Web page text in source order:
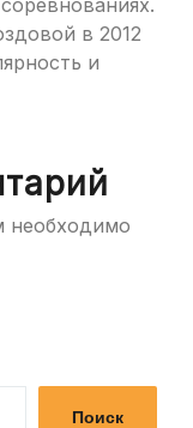
в 2012
и
необходимо
Поиск